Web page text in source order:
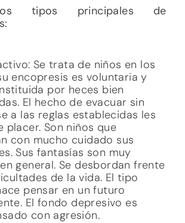
tipos principales de
Se trata de niños en los
encopresis es voluntaria y
por heces bien
El hecho de evacuar sin
a las reglas establecidas les
placer. Son niños que
con mucho cuidado sus
Sus fantasías son muy
general. Se desbordan frente
de la vida. El tipo
pensar en un futuro
El fondo depresivo es
con agresión.